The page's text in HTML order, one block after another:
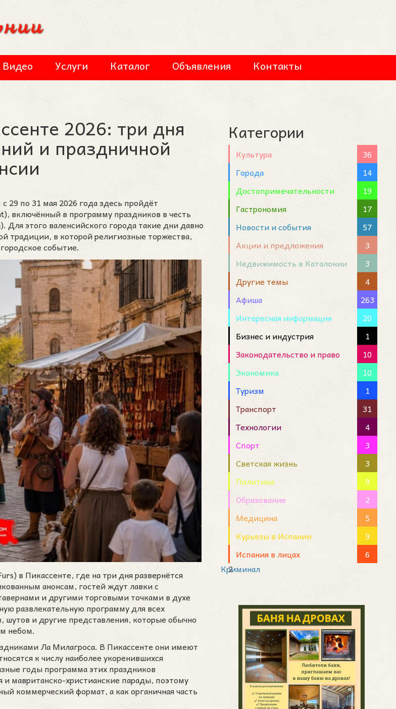
Видео Услуги Каталог Объявления Контакты
2026: три дня
и праздничной
29 по 31 мая 2026 года здесь пройдёт
включённый в программу праздников в честь
этого валенсийского города такие дни давно
традиции, в которой религиозные торжества,
событие.
в Пикассенте, где на три дня развернётся
анонсам, гостей ждут лавки с
и другими торговыми точками в духе
развлекательную программу для всех
и другие представления, которые обычно
небом.
Ла Милагроса. В Пикассенте они имеют
к числу наиболее укоренившихся
годы программа этих праздников
мавританско-христианские парады, поэтому
коммерческий формат, а как органичная часть
Категории
Культура
36
Города
14
Достопримечательности
19
Гастрономия
17
Новости и события
57
Акции и предложения
3
Недвижимость в Каталонии
3
Другие темы
4
Афиша
263
Интересная информация
20
Бизнес и индустрия
1
Законодательство и право
10
Экономика
10
Туризм
1
Транспорт
31
Технологии
4
Спорт
3
Светская жизнь
3
Политика
9
Образование
2
Медицина
5
Курьезы в Испании
9
Испания в лицах
6
Криминал
2